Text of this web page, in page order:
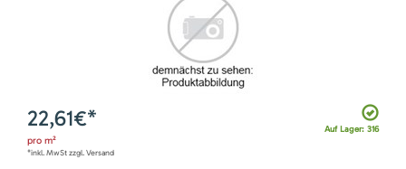
Auf Lager: 316
22,61€*
pro m²
*inkl. MwSt zzgl. Versand